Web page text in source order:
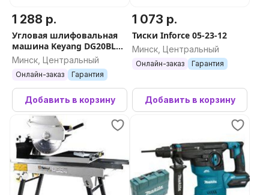
1 288 р.
Угловая шлифовальная
машина Keyang DG20BLH-
125PV (Set)
Минск, Центральный
Онлайн-заказ Гарантия
Добавить в корзину
1 073 р.
Тиски Inforce 05-23-12
Минск, Центральный
Онлайн-заказ Гарантия
Добавить в корзину